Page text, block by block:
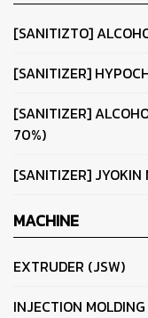
[SANITIZTO]
[SANITIZER]
[SANITIZER]
70%)
[SANITIZER] JYOKIN
MACHINE
EXTRUDER (JSW)
INJECTION